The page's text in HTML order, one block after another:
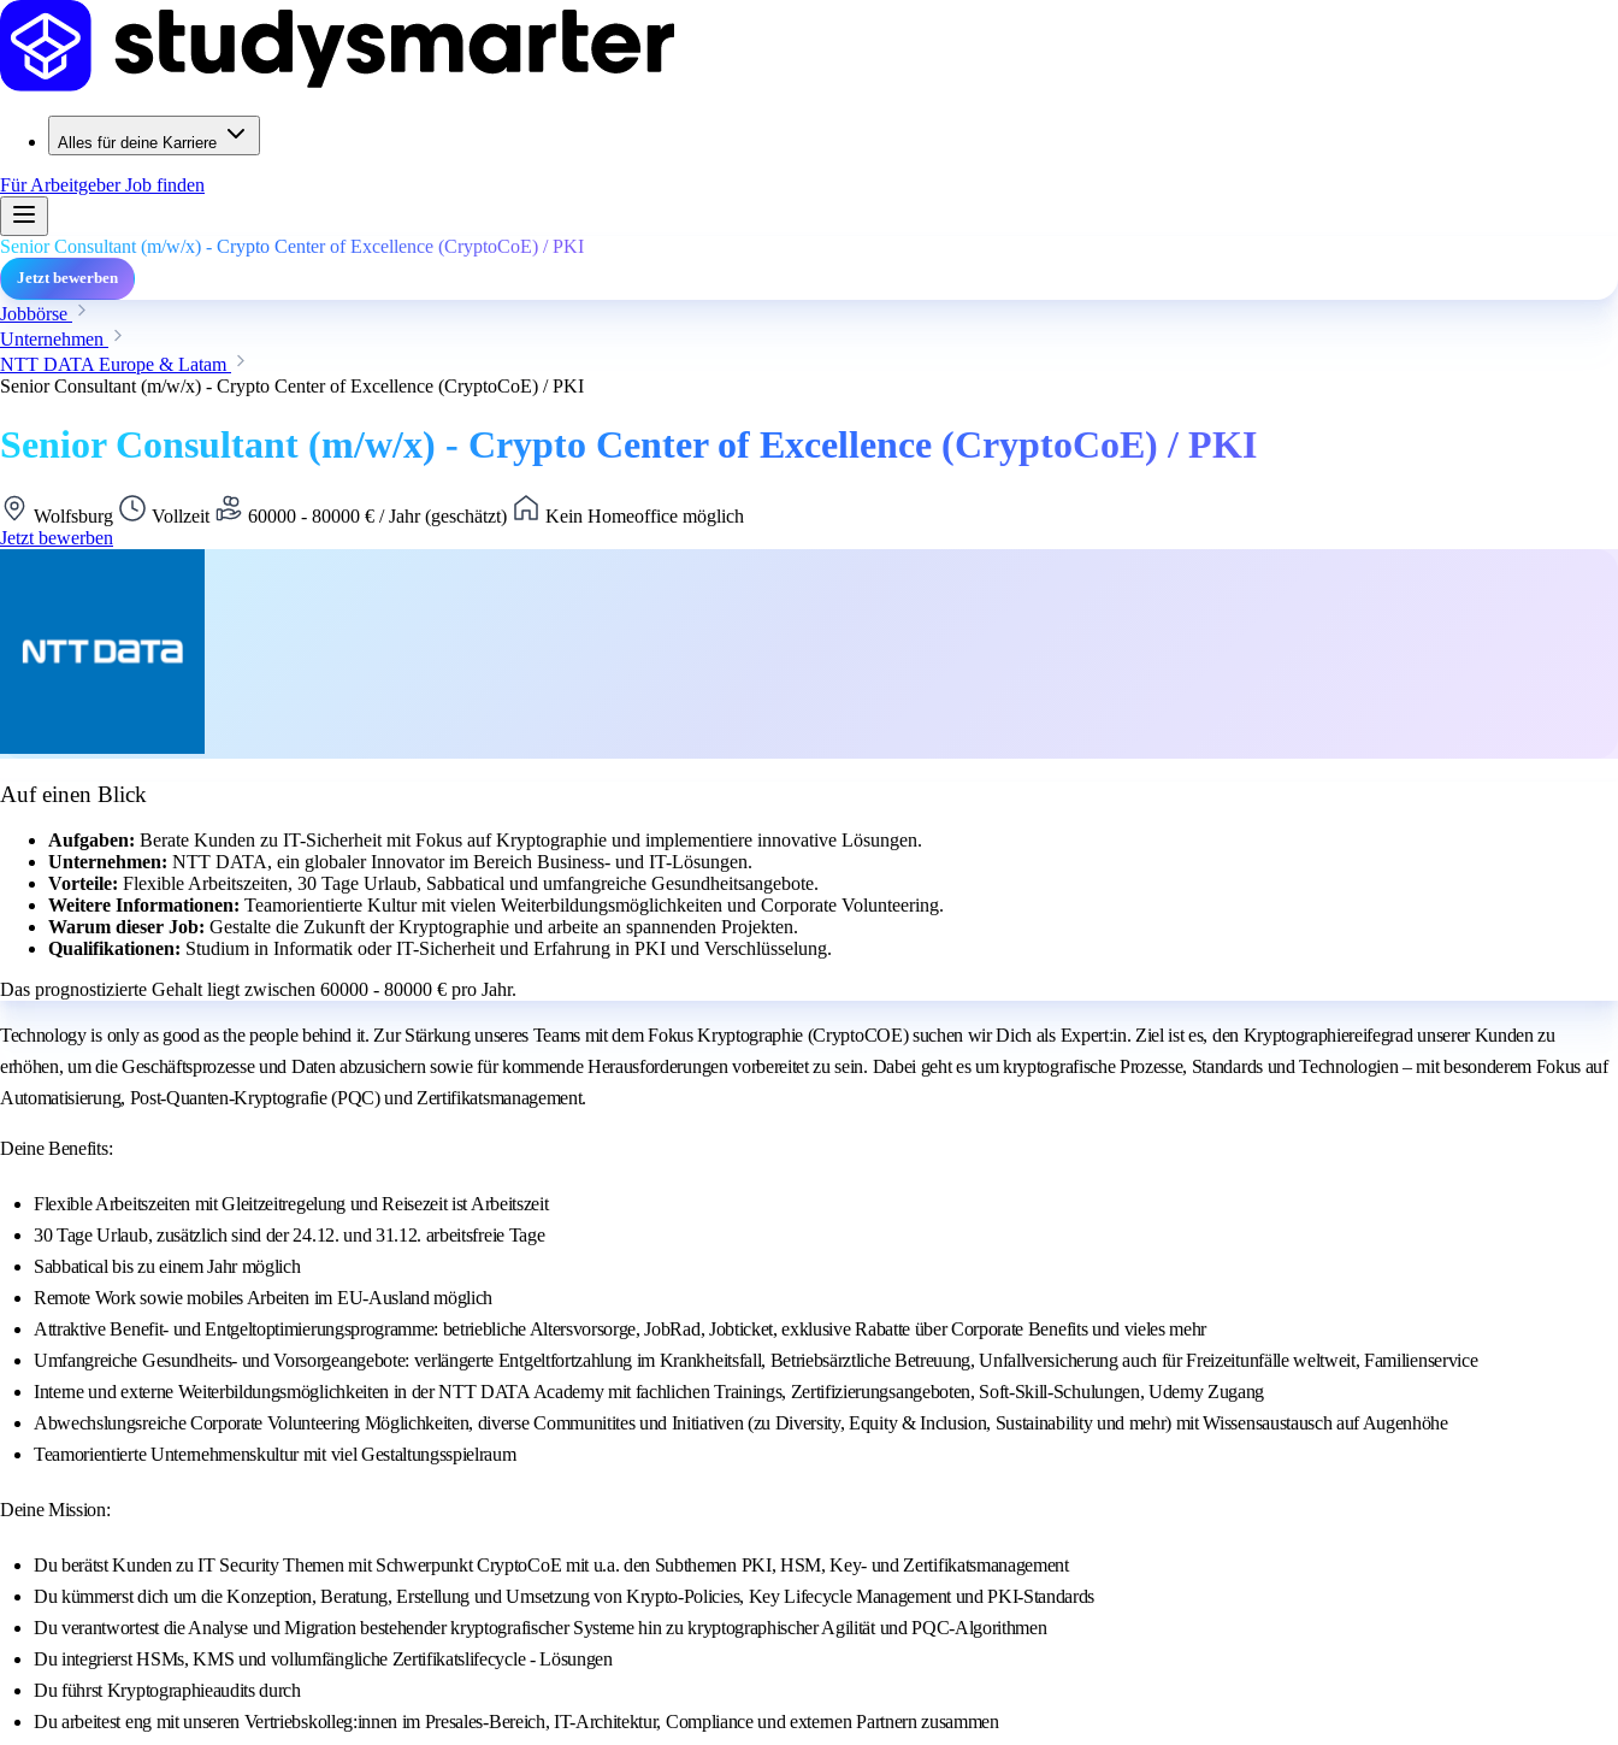
Alles für deine Karriere
Für ArbeitgeberJob finden
Senior Consultant (m/w/x) - Crypto Center of Excellence (CryptoCoE) / PKI
Jetzt bewerben
Jobbörse
Unternehmen
NTT DATA Europe & Latam
Senior Consultant (m/w/x) - Crypto Center of Excellence (CryptoCoE) / PKI
Senior Consultant (m/w/x) - Crypto Center of Excellence (CryptoCoE) / PKI
Wolfsburg Vollzeit 60000 - 80000 € / Jahr (geschätzt)
Kein Homeoffice möglich
Jetzt bewerben
Auf einen Blick
Aufgaben: Berate Kunden zu IT-Sicherheit mit Fokus auf Kryptographie und implementiere innovative Lösungen.
Unternehmen: NTT DATA, ein globaler Innovator im Bereich Business- und IT-Lösungen.
Vorteile: Flexible Arbeitszeiten, 30 Tage Urlaub, Sabbatical und umfangreiche Gesundheitsangebote.
Weitere Informationen: Teamorientierte Kultur mit vielen Weiterbildungsmöglichkeiten und Corporate Volunteering.
Warum dieser Job: Gestalte die Zukunft der Kryptographie und arbeite an spannenden Projekten.
Qualifikationen: Studium in Informatik oder IT-Sicherheit und Erfahrung in PKI und Verschlüsselung.
Das prognostizierte Gehalt liegt zwischen 60000 - 80000 € pro Jahr.
Technology is only as good as the people behind it. Zur Stärkung unseres Teams mit dem Fokus Kryptographie (CryptoCOE) suchen wir Dich als Expert:in. Ziel ist es, den Kryptographiereifegrad unserer Kunden zu
erhöhen, um die Geschäftsprozesse und Daten abzusichern sowie für kommende Herausforderungen vorbereitet zu sein. Dabei geht es um kryptografische Prozesse, Standards und Technologien – mit besonderem Fokus auf
Automatisierung, Post-Quanten-Kryptografie (PQC) und Zertifikatsmanagement.
Deine Benefits:
Flexible Arbeitszeiten mit Gleitzeitregelung und Reisezeit ist Arbeitszeit
30 Tage Urlaub, zusätzlich sind der 24.12. und 31.12. arbeitsfreie Tage
Sabbatical bis zu einem Jahr möglich
Remote Work sowie mobiles Arbeiten im EU-Ausland möglich
Attraktive Benefit- und Entgeltoptimierungsprogramme: betriebliche Altersvorsorge, JobRad, Jobticket, exklusive Rabatte über Corporate Benefits und vieles mehr
Umfangreiche Gesundheits- und Vorsorgeangebote: verlängerte Entgeltfortzahlung im Krankheitsfall, Betriebsärztliche Betreuung, Unfallversicherung auch für Freizeitunfälle weltweit, Familienservice
Interne und externe Weiterbildungsmöglichkeiten in der NTT DATA Academy mit fachlichen Trainings, Zertifizierungsangeboten, Soft-Skill-Schulungen, Udemy Zugang
Abwechslungsreiche Corporate Volunteering Möglichkeiten, diverse Communitites und Initiativen (zu Diversity, Equity & Inclusion, Sustainability und mehr) mit Wissensaustausch auf Augenhöhe
Teamorientierte Unternehmenskultur mit viel Gestaltungsspielraum
Deine Mission:
Du berätst Kunden zu IT Security Themen mit Schwerpunkt CryptoCoE mit u.a. den Subthemen PKI, HSM, Key- und Zertifikatsmanagement
Du kümmerst dich um die Konzeption, Beratung, Erstellung und Umsetzung von Krypto-Policies, Key Lifecycle Management und PKI-Standards
Du verantwortest die Analyse und Migration bestehender kryptografischer Systeme hin zu kryptographischer Agilität und PQC-Algorithmen
Du integrierst HSMs, KMS und vollumfängliche Zertifikatslifecycle - Lösungen
Du führst Kryptographieaudits durch
Du arbeitest eng mit unseren Vertriebskolleg:innen im Presales-Bereich, IT-Architektur, Compliance und externen Partnern zusammen